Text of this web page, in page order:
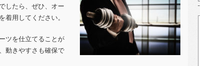
したら、ぜひ、オー
着用してください。
ツを仕立てることが
動きやすさも確保で